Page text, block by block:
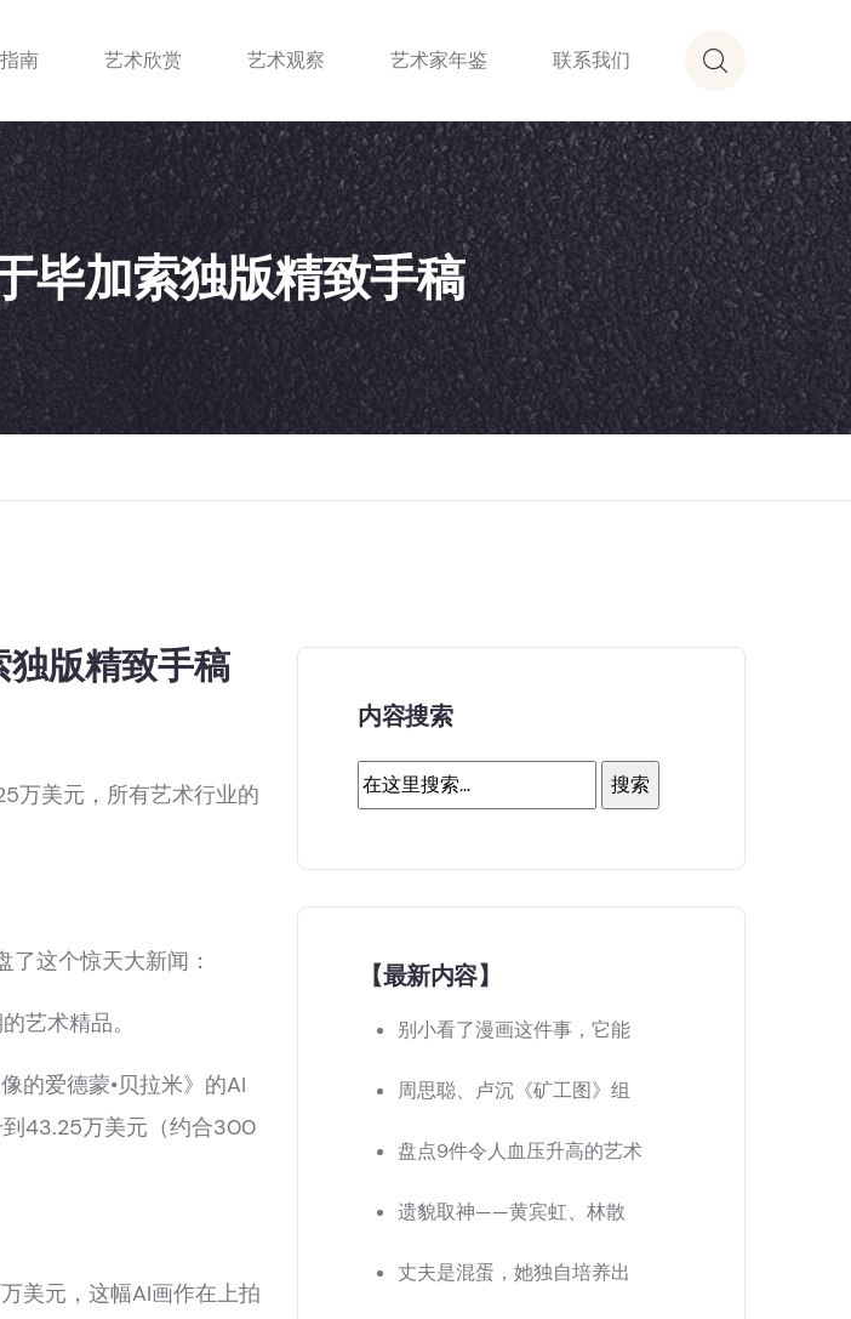
南 艺术欣赏 艺术观察 艺术家年鉴 联系我们
毕加索独版精致手稿
版精致手稿
万美元，所有艺术行业的
这个惊天大新闻：
艺术精品。
爱德蒙•贝拉米》的AI
43.25万美元 （约合300
美元，这幅AI画作在上拍
内容搜索
【最新内容】
别小看了漫画这件事，它能
周思聪、卢沉《矿工图》组
盘点9件令人血压升高的艺术
遗貌取神——黄宾虹、林散
丈夫是混蛋，她独自培养出